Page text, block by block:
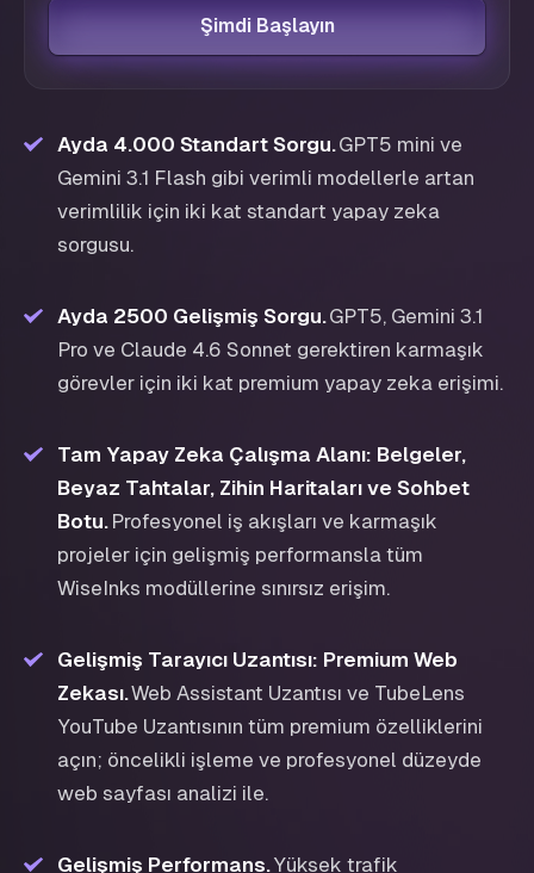
Şimdi Başlayın
Ayda 4.000 Standart Sorgu.GPT5 mini ve
Gemini 3.1 Flash gibi verimli modellerle artan
verimlilik için iki kat standart yapay zeka
sorgusu.
Ayda 2500 Gelişmiş Sorgu.GPT5, Gemini 3.1
Pro ve Claude 4.6 Sonnet gerektiren karmaşık
görevler için iki kat premium yapay zeka erişimi.
Tam Yapay Zeka Çalışma Alanı: Belgeler,
Beyaz Tahtalar, Zihin Haritaları ve Sohbet
Botu. Profesyonel iş akışları ve karmaşık
projeler için gelişmiş performansla tüm
WiseInks modüllerine sınırsız erişim.
Gelişmiş Tarayıcı Uzantısı: Premium Web
Zekası.Web Assistant Uzantısı ve TubeLens
YouTube Uzantısının tüm premium özelliklerini
açın; öncelikli işleme ve profesyonel düzeyde
web sayfası analizi ile.
Gelişmiş Performans.Yüksek trafik